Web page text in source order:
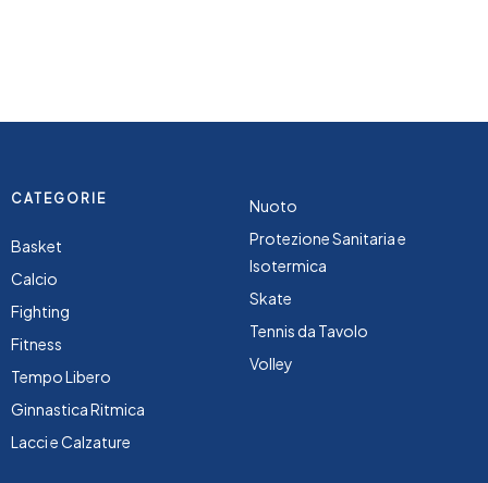
CATEGORIE
Basket
Calcio
Fighting
Fitness
Tempo Libero
Ginnastica Ritmica
Lacci e Calzature
Nuoto
Protezione Sanitaria e
Isotermica
Skate
Tennis da Tavolo
Volley